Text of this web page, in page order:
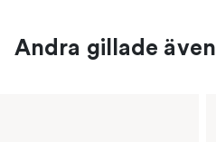
Andra gillade även